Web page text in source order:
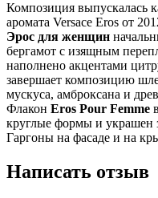
Композиция выпускалась
аромата Versace Eros от
Эрос для женщин
бергамот с изящным
наполнено акцентами
завершает композицию
мускуса, амброксана и
Флакон Eros Pour Femme
круглые формы и украшен
Гаргоны на фасаде и на
Написать отзыв